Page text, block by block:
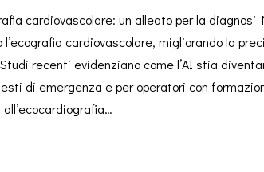
cardiovascolare: un alleato per la
l’ecografia cardiovascolare, migliorando la
recenti evidenziano come l’AI stia
di emergenza e per operatori con
all’ecocardiografia…